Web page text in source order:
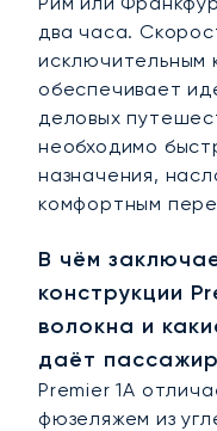
два часа.
исключительным
обеспечивает
деловых
необходимо
назначения,
комфортным
В чём
конструкции
волокна и
даёт
Premier 1A
фюзеляжем из